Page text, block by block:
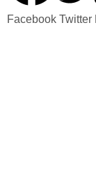
Facebook Twitter